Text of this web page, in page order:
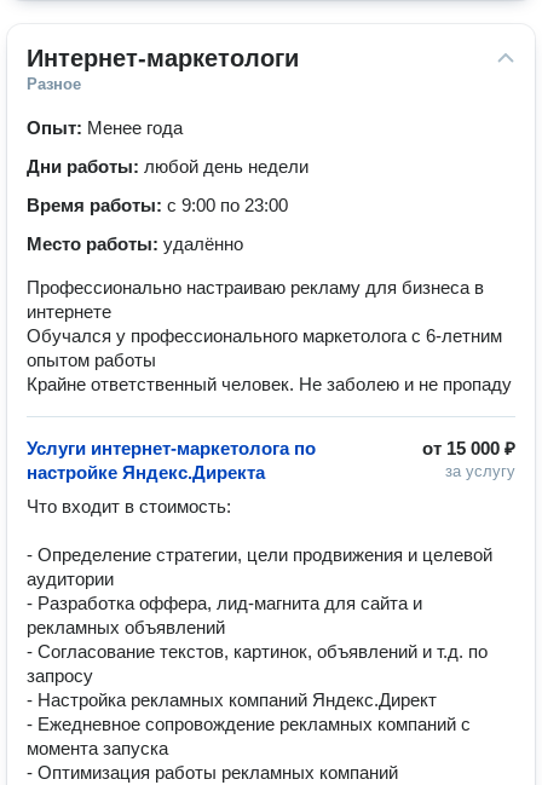
Интернет-маркетологи
Разное
Опыт: Менее года
Дни работы: любой день недели
Время работы: с 9:00 по 23:00
Место работы: удалённо
Профессионально настраиваю рекламу для бизнеса в
интернете
Обучался у профессионального маркетолога с 6-летним
опытом работы
Крайне ответственный человек. Не заболею и не пропаду
от 15 000 ₽
за услугу
Услуги интернет-маркетолога по
настройке Яндекс.Директа
Что входит в стоимость:
- Определение стратегии, цели продвижения и целевой
аудитории
- Разработка оффера, лид-магнита для сайта и
рекламных объявлений
- Согласование текстов, картинок, объявлений и т.д. по
запросу
- Настройка рекламных компаний Яндекс.Директ
- Ежедневное сопровождение рекламных компаний с
момента запуска
- Оптимизация работы рекламных компаний